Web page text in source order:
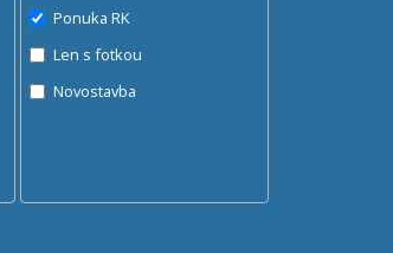
Ponuka RK
Len s fotkou
Novostavba